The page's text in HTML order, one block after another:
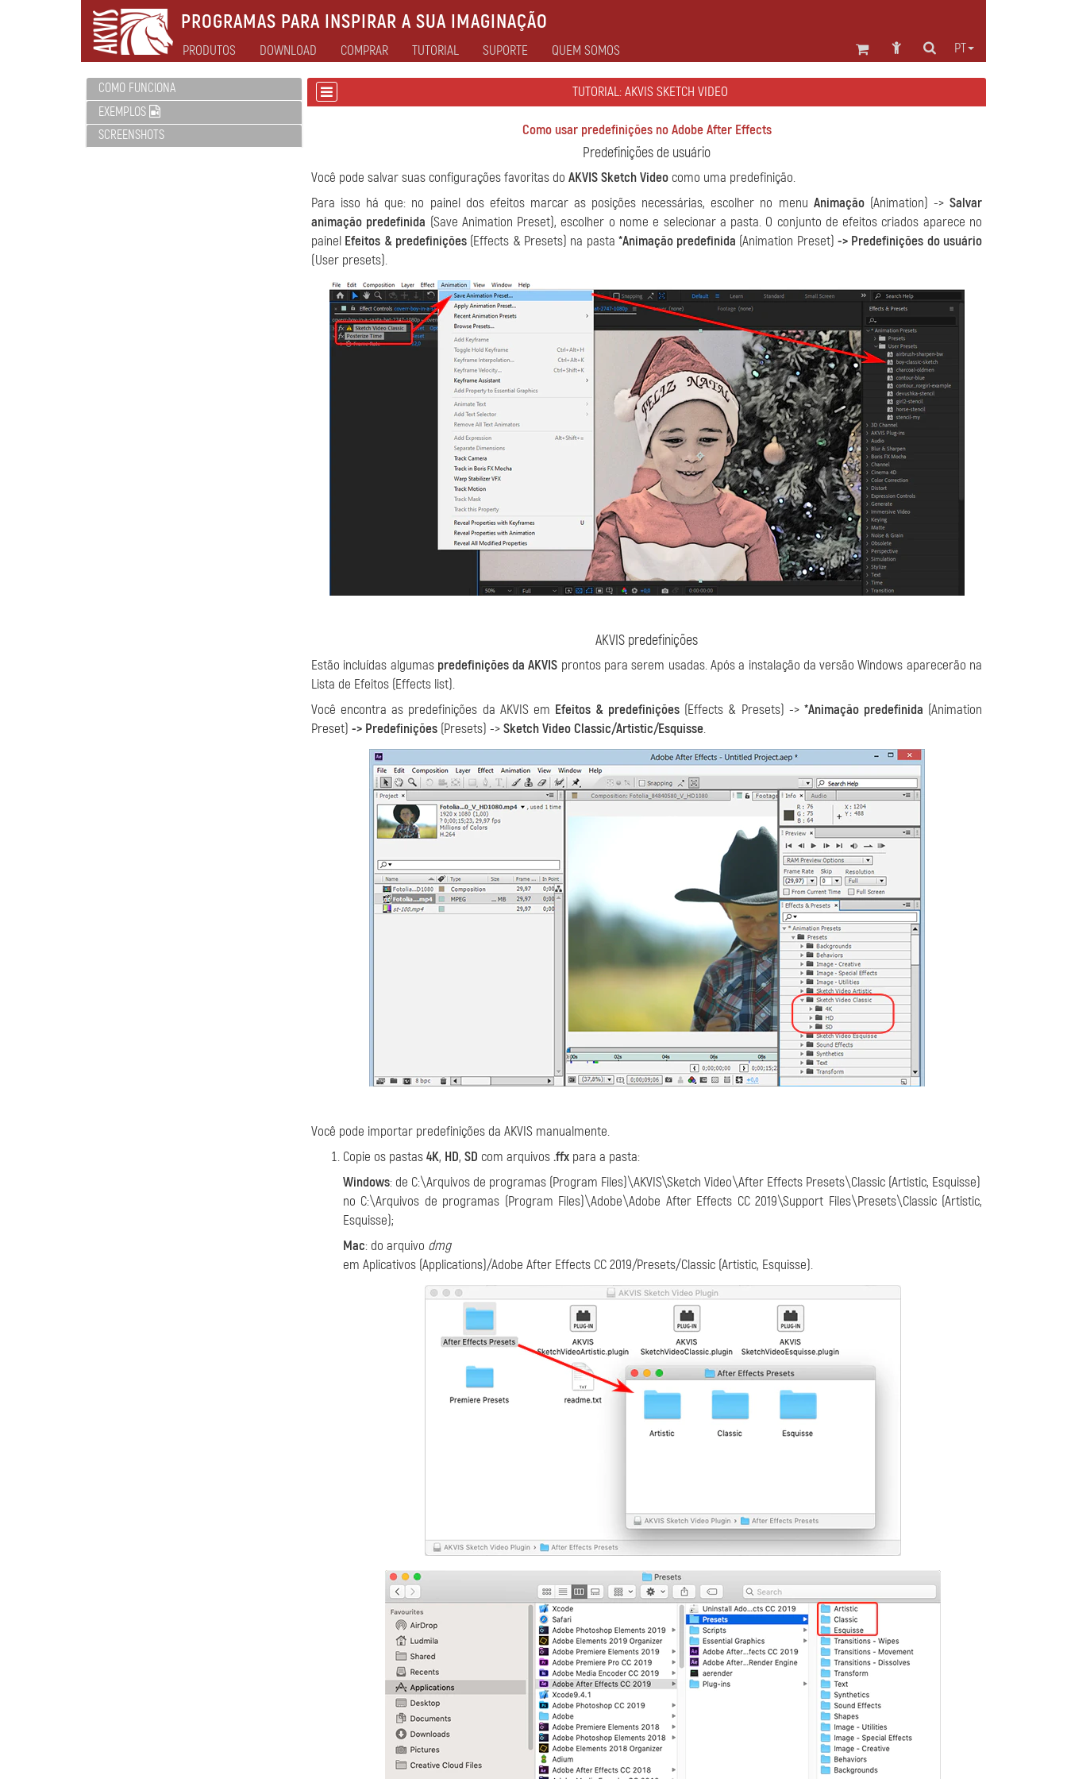
PROGRAMAS PARA INSPIRAR A SUA IMAGINAÇÃO
PT
PRODUTOS DOWNLOAD COMPRAR TUTORIAL SUPORTE QUEM SOMOS
COMO FUNCIONA
EXEMPLOS
SCREENSHOTS
TUTORIAL: AKVIS SKETCH VIDEO
Como usar predefinições no Adobe After Effects
Predefinições de usuário
Você pode salvar suas configurações favoritas do AKVIS Sketch Video como uma predefinição.
Para isso há que: no painel dos efeitos marcar as posições necessárias, escolher no menu Animação(Animation) ->Salvar
animação predefinida (Save Animation Preset), escolher o nome e selecionar a pasta. O conjunto de efeitos criados aparece no
painel Efeitos & predefinições(Effects & Presets) na pasta *Animação predefinida (Animation Preset)-> Predefinições do usuário
(User presets).
AKVIS predefinições
Estão incluídas algumas predefinições da AKVIS prontos para serem usadas. Após a instalação da versão Windows aparecerão na
Lista de Efeitos (Effects list).
Você encontra as predefinições da AKVIS em Efeitos & predefinições (Effects & Presets) -> *Animação predefinida (Animation
Preset) -> Predefinições (Presets) ->Sketch Video Classic/Artistic/Esquisse.
Você pode importar predefinições da AKVIS manualmente.
Copie os pastas4K, HD, SD com arquivos.ffx para a pasta:
Windows: de C:\Arquivos de programas (Program Files)\AKVIS\Sketch Video\After Effects Presets\Classic (Artistic, Esquisse)
no C:\Arquivos de programas (Program Files)\Adobe\Adobe After Effects CC 2019\Support Files\Presets\Classic (Artistic,
Esquisse);
Mac: do arquivo dmg
em Aplicativos (Applications)/Adobe After Effects CC 2019/Presets/Classic (Artistic, Esquisse).